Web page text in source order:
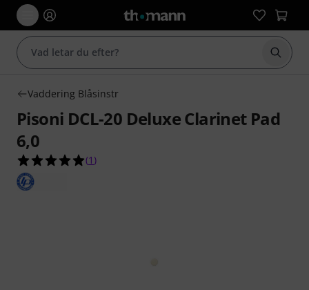
Börja
Vaddering Blåsinstr
Pisoni DCL-20 Deluxe Clarinet Pad
6,0
5.0 av 5 stjärnor från 1 kundbetyg
(1 )